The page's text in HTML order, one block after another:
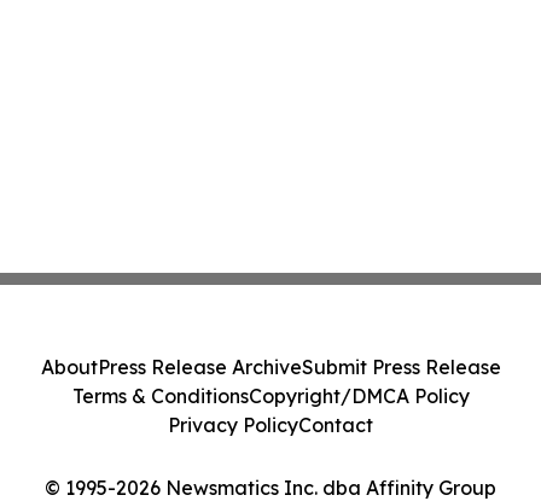
© 1995-2026 Newsmatics Inc. dba Affinity Group
AboutPress Release ArchiveSubmit Press Release
Terms & ConditionsCopyright/DMCA Policy
Privacy PolicyContact